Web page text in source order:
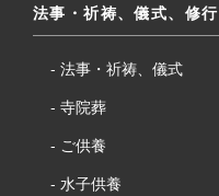
法事・祈祷、儀式、修行
法事・祈祷、儀式
寺院葬
ご供養
水子供養